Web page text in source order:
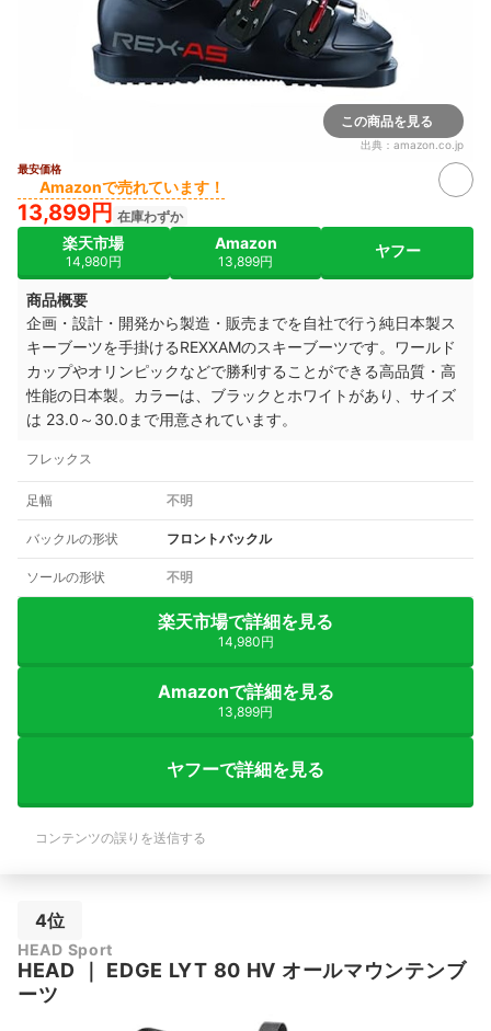
この商品を見る
出典： amazon.co.jp
最安価格
Amazonで売れています！
13,899円 在庫わずか
楽天市場
14,980円
Amazon
13,899円
ヤフー
商品概要
企画・設計・開発から製造・販売までを自社で行う純日本製ス
キーブーツを手掛けるREXXAMのスキーブーツです。ワールド
カップやオリンピックなどで勝利することができる高品質・高
性能の日本製。カラーは、ブラックとホワイトがあり、サイズ
は 23.0～30.0まで用意されています。
フレックス
足幅 不明
バックルの形状 フロントバックル
ソールの形状 不明
楽天市場で詳細を見る
14,980円
Amazonで詳細を見る
13,899円
ヤフーで詳細を見る
コンテンツの誤りを送信する
4位
HEAD Sport
HEAD ｜ EDGE LYT 80 HV オールマウンテンブ
ーツ